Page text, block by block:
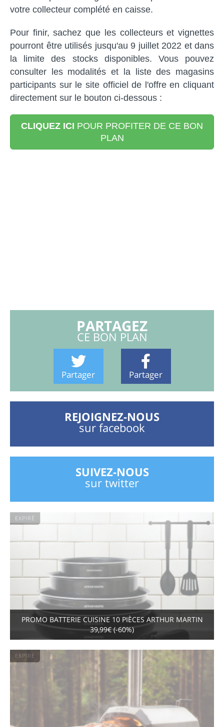
votre collecteur complété en caisse.
Pour finir, sachez que les collecteurs et vignettes
pourront être utilisés jusqu'au 9 juillet 2022 et dans
la limite des stocks disponibles. Vous pouvez
consulter les modalités et la liste des magasins
participants sur le site officiel de l'offre en cliquant
directement sur le bouton ci-dessous :
CLIQUEZ ICI POUR PROFITER DE CE BON
PLAN
PARTAGEZ
CE BON PLAN
Partager Partager
REJOIGNEZ-NOUS
sur facebook
SUIVEZ-NOUS
sur twitter
EXPIRÉ
PROMO BATTERIE CUISINE 10 PIÈCES ARTHUR MARTIN
39,99€ (-60%)
EXPIRÉ